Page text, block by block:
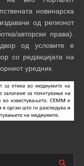
новинарска
од регионот
авторски права).
од условите е
со редакцијата на
уредник.